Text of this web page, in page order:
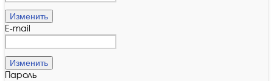
Изменить
E-mail
Изменить
Пароль